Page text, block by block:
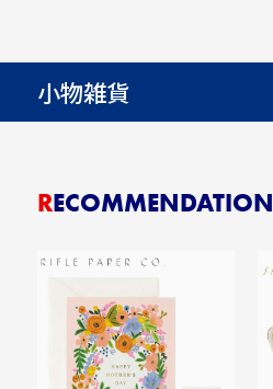
小物雑貨
RECOMMENDATION